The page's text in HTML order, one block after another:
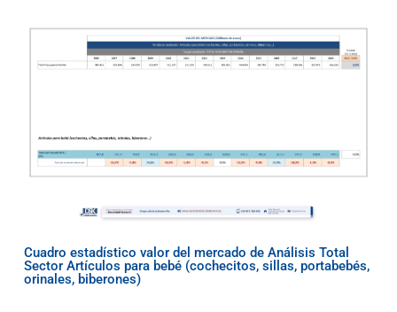
Cuadro estadístico valor del mercado de Análisis Total
Sector Artículos para bebé (cochecitos, sillas, portabebés,
orinales, biberones)